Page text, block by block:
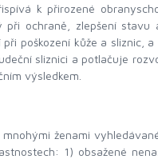
k přirozené
ochraně, zlepšení
poškození kůže a sliznic,
sliznici a potlačuje
výsledkem.
ženami
1) obsažené